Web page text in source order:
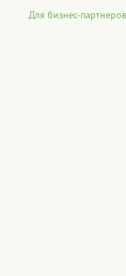
Для бизнес-партнеров